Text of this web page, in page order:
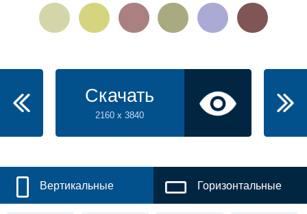
Скачать
2160 x 3840
Вертикальные Горизонтальные